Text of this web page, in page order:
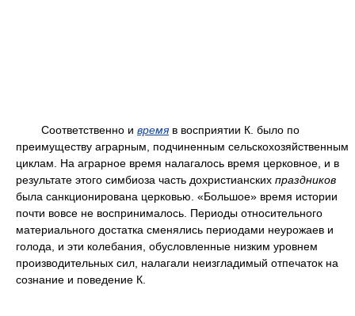
Соответственно и времяв восприятии К. было по
преимуществу аграрным, подчиненным сельскохозяйственным
циклам. На аграрное время налагалось время церковное, и в
результате этого симбиоза часть дохристианских праздников
была санкционирована церковью. «Большое» время истории
почти вовсе не воспринималось. Периоды относительного
материального достатка сменялись периодами неурожаев и
голода, и эти колебания, обусловленные низким уровнем
производительных сил, налагали неизгладимый отпечаток на
сознание и поведение К.